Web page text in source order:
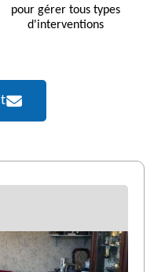
pour gérer tous types
d'interventions